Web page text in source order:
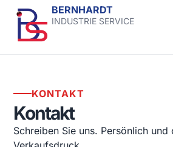
BERNHARDT
INDUSTRIE SERVICE
KONTAKT
Kontakt
Schreiben Sie uns. Persönlich und